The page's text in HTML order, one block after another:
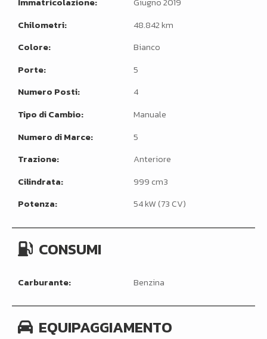
Chilometri:
48.842 km
Colore:
Bianco
Porte:
5
Numero Posti:
4
Tipo di Cambio:
Manuale
Numero di Marce:
5
Trazione:
Anteriore
Cilindrata:
999 cm3
Potenza:
54 kW (73 CV)
CONSUMI
Carburante: Benzina
EQUIPAGGIAMENTO